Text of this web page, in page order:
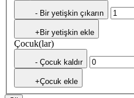
- Bir yetişkin çıkarın
+Bir yetişkin ekle
Çocuk(lar)
- Çocuk kaldır
+Çocuk ekle